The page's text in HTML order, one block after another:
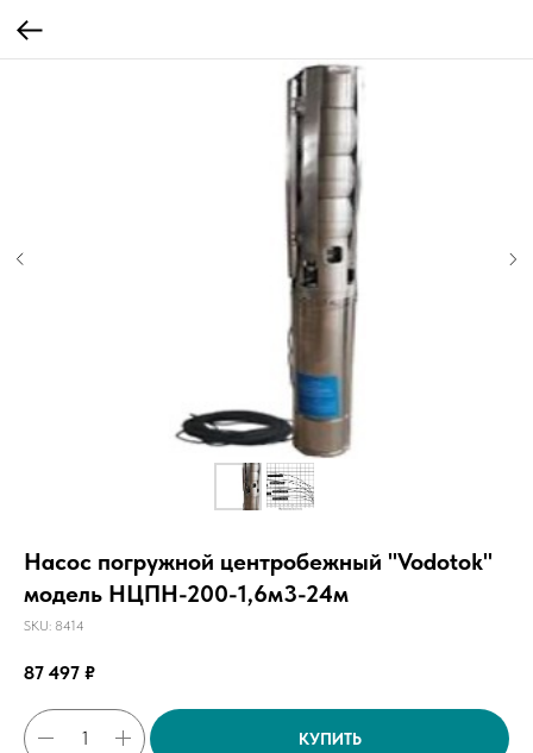
Насос погружной центробежный "Vodotok"
модель НЦПН-200-1,6м3-24м
SKU: 8414
87 497 ₽
КУПИТЬ